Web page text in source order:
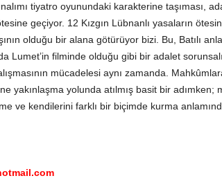
tiyatro oyunundaki karakterine taşıması,
geçiyor. 12 Kızgın Lübnanlı yasaların
olduğu bir alana götürüyor bizi. Bu, Batılı
Lumet’in filminde olduğu gibi bir adalet
mücadelesi aynı zamanda.
yakınlaşma yolunda atılmış basit bir adımken;
ve kendilerini farklı bir biçimde kurma